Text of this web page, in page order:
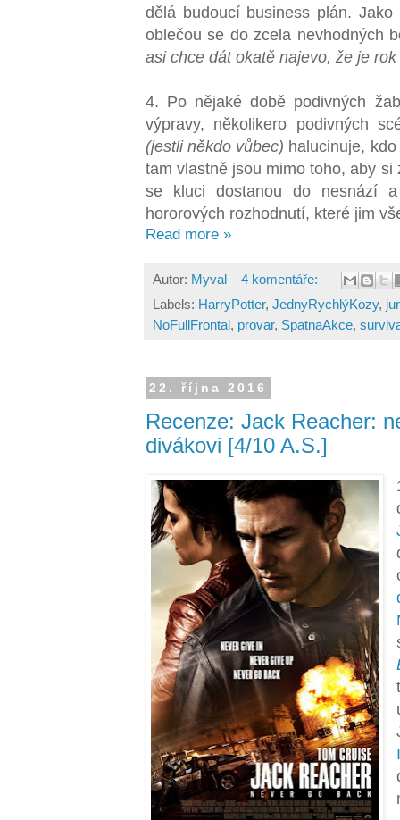
dělá budoucí business plán.
oblečou se do zcela nevhodných
asi chce dát okatě najevo, že je
4. Po nějaké době podivných
výpravy, několikero podivných
(jestli někdo vůbec) halucinuje, kdo
tam vlastně jsou mimo toho, aby
se kluci dostanou do nesnází
hororových rozhodnutí, které jim
Read more »
Autor: Myval
4 komentáře:
Labels: HarryPotter, JednyRychlýKozy,
NoFullFrontal, provar, SpatnaAkce,
22. října 2016
Recenze: Jack Reacher:
divákovi [4/10 A.S.]